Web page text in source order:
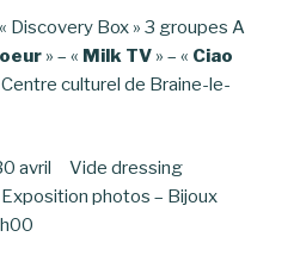
Box » 3 groupes A
» – « Milk TV » – « Ciao
culturel de Braine-le-
avril Vide dressing
photos – Bijoux